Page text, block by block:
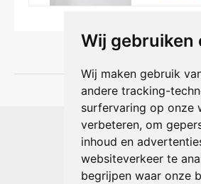
Wij gebruiken
Wij maken gebruik
andere tracking-
surfervaring op onze
verbeteren, om
inhoud en
websiteverkeer te
begrijpen waar onze
Shophouse
Max Planckstraat 4
6716 BE Ede,
Telefoon:+31(0)318
E-mail: